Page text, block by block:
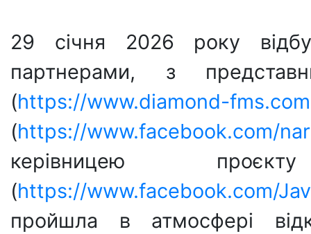
29 січня 2026 року
партнерами, з
(https://www.diamond-fms.com
(https://www.facebook.com/
керівницею
(https://www.facebook.com/
пройшла в атмосфері